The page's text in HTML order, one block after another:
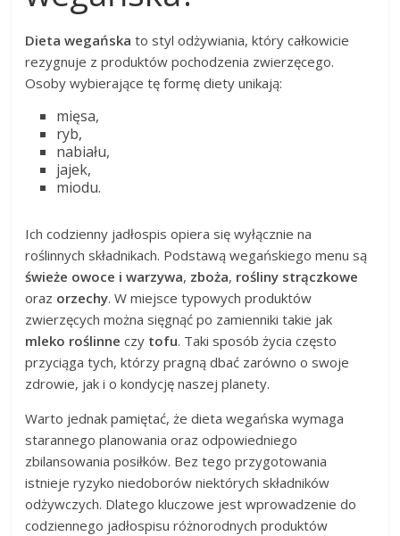
Dieta wegańska to styl odżywiania, który całkowicie
rezygnuje z produktów pochodzenia zwierzęcego.
Osoby wybierające tę formę diety unikają:
mięsa,
ryb,
nabiału,
jajek,
miodu.
Ich codzienny jadłospis opiera się wyłącznie na
roślinnych składnikach. Podstawą wegańskiego menu są
świeże owoce i warzywa, zboża, rośliny strączkowe
oraz orzechy. W miejsce typowych produktów
zwierzęcych można sięgnąć po zamienniki takie jak
mleko roślinne czy tofu. Taki sposób życia często
przyciąga tych, którzy pragną dbać zarówno o swoje
zdrowie, jak i o kondycję naszej planety.
Warto jednak pamiętać, że dieta wegańska wymaga
starannego planowania oraz odpowiedniego
zbilansowania posiłków. Bez tego przygotowania
istnieje ryzyko niedoborów niektórych składników
odżywczych. Dlatego kluczowe jest wprowadzenie do
codziennego jadłospisu różnorodnych produktów